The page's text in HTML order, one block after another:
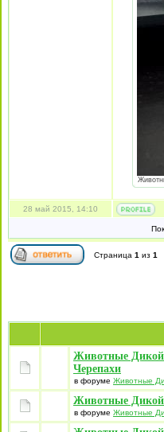
28 май 2015, 14:10
Страница 1 из 1
Животные
Черепахи
в форуме Животные
Животные
в форуме Животные